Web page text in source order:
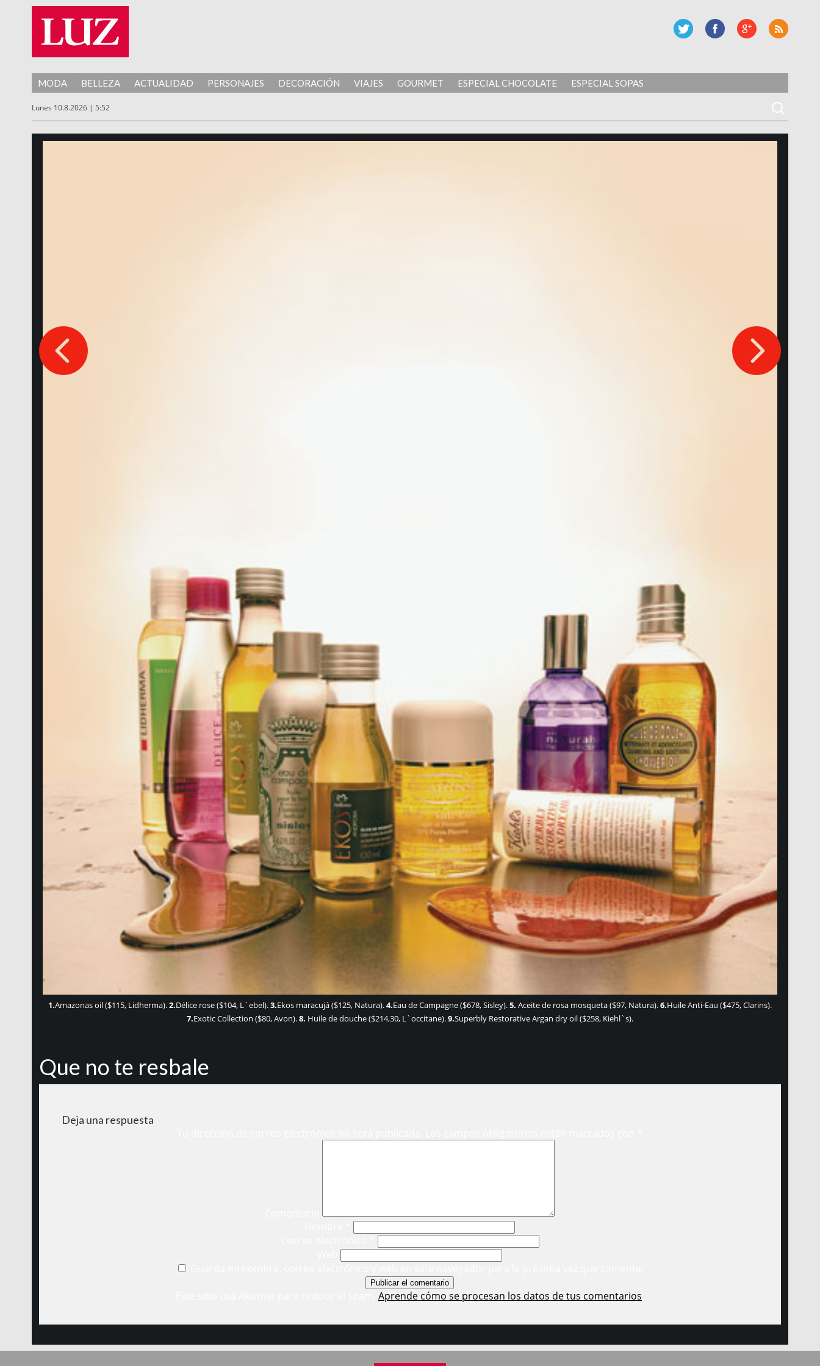
MODA BELLEZA ACTUALIDAD PERSONAJES DECORACIÓN VIAJES GOURMET ESPECIAL CHOCOLATE ESPECIAL SOPAS
Lunes 10.8.2026 | 5:52
1.Amazonas oil ($115, Lidherma).2.Délice rose ($104, L´ebel).3.Ekos maracujá ($125, Natura).4.Eau de Campagne ($678, Sisley).5. Aceite de rosa mosqueta ($97, Natura).6.Huile Anti-Eau ($475, Clarins).
7.Exotic Collection ($80, Avon).8. Huile de douche ($214,30, L`occitane).9.Superbly Restorative Argan dry oil ($258, Kiehl`s).
Que no te resbale
Deja una respuesta
Aprende cómo se procesan los datos de tus comentarios